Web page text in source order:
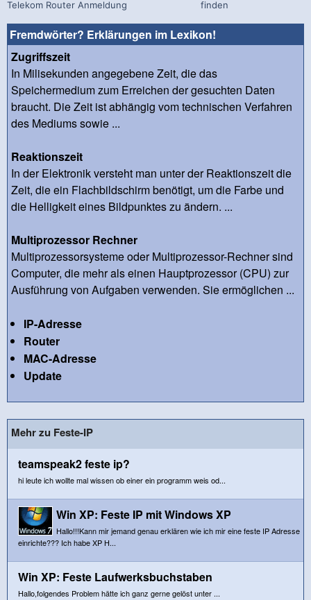
Telekom Router Anmeldung finden
Fremdwörter? Erklärungen im Lexikon!
Zugriffszeit
In Milisekunden angegebene Zeit, die das
Speichermedium zum Erreichen der gesuchten Daten
braucht. Die Zeit ist abhängig vom technischen Verfahren
des Mediums sowie ...
Reaktionszeit
In der Elektronik versteht man unter der Reaktionszeit die
Zeit, die ein Flachbildschirm benötigt, um die Farbe und
die Helligkeit eines Bildpunktes zu ändern. ...
Multiprozessor Rechner
Multiprozessorsysteme oder Multiprozessor-Rechner sind
Computer, die mehr als einen Hauptprozessor (CPU) zur
Ausführung von Aufgaben verwenden. Sie ermöglichen ...
IP-Adresse
Router
MAC-Adresse
Update
Mehr zu Feste-IP
teamspeak2 feste ip?
hi leute ich wollte mal wissen ob einer ein programm weis od...
Win XP: Feste IP mit Windows XP
Hallo!!!Kann mir jemand genau erklären wie ich mir eine feste IP Adresse
einrichte??? Ich habe XP H...
Win XP: Feste Laufwerksbuchstaben
Hallo,folgendes Problem hätte ich ganz gerne gelöst unter ...